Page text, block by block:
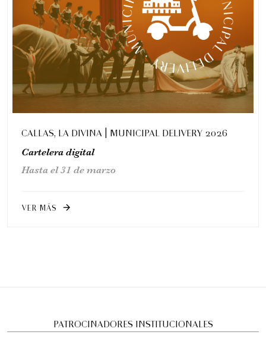
CALLAS, LA DIVINA | MUNICIPAL DELIVERY 2026
Cartelera digital
Hasta el 31 de marzo
VER MÁS arrow_forward
PATROCINADORES INSTITUCIONALES